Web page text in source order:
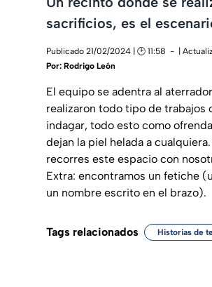
sacrificios, es el
Publicado 21/02/2024 | 🕑 11:58
|
Por: Rodrigo León
El equipo se adentra al
realizaron todo tipo de trabajos
indagar, todo esto como
dejan la piel helada a
recorres este espacio con
Extra: encontramos un fetiche
un nombre escrito en el brazo).
Tags relacionados Historias de